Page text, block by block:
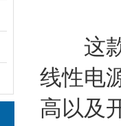
这款
线性电
高以及